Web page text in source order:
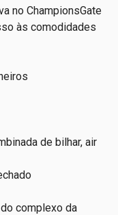
no ChampionsGate
às comodidades
de bilhar, air
complexo da